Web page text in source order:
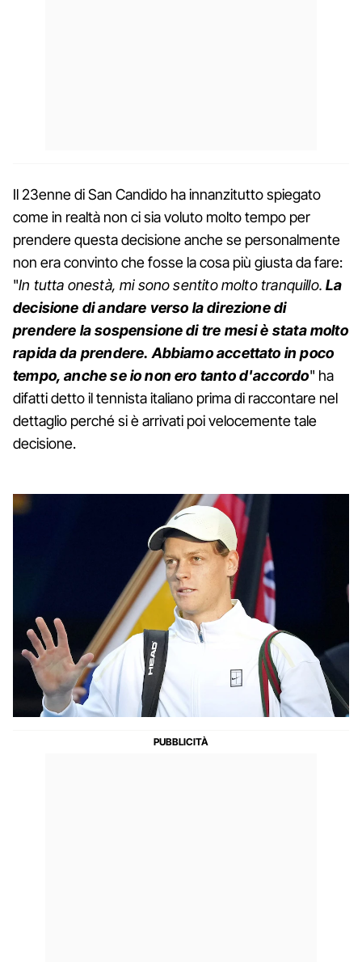
Il 23enne di San Candido ha innanzitutto spiegato
come in realtà non ci sia voluto molto tempo per
prendere questa decisione anche se personalmente
non era convinto che fosse la cosa più giusta da fare:
"In tutta onestà, mi sono sentito molto tranquillo.La
decisione di andare verso la direzione di
prendere la sospensione di tre mesi è stata molto
rapida da prendere. Abbiamo accettato in poco
tempo, anche se io non ero tanto d'accordo" ha
difatti detto il tennista italiano prima di raccontare nel
dettaglio perché si è arrivati poi velocemente tale
decisione.